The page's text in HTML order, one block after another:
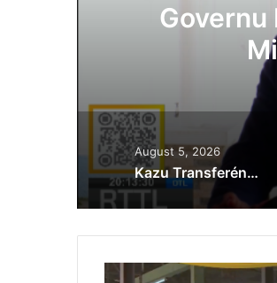
Governu
August 5, 2026
Kazu Transferénsia Osan Millaun 42 Husi Singapura, Advogadu Sei Halo Rekursu